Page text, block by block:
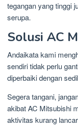
tegangan yang tinggi
serupa.
Solusi AC
Andaikata kami
sendiri tidak perlu
diperbaiki dengan
Segera tangani,
akibat AC Mitsubishi
aktivitas kurang